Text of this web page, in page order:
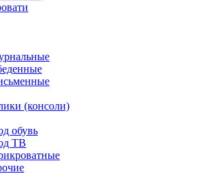
(консоли)
обувь
ТВ